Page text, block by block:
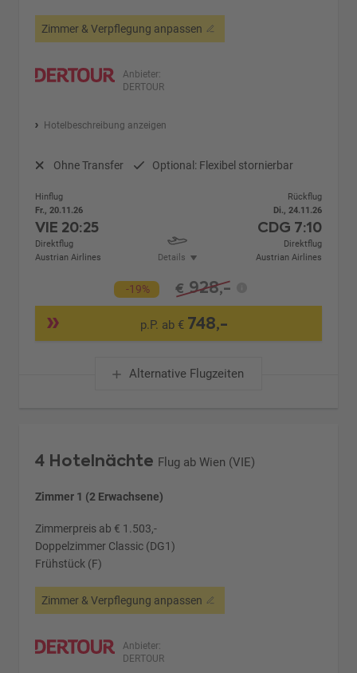
Zimmer & Verpflegung anpassen
Anbieter:
DERTOUR
Hotelbeschreibung anzeigen
Ohne Transfer Optional: Flexibel stornierbar
Hinflug
Fr., 20.11.26
VIE 20:25
Direktflug
Austrian Airlines
Details
Rückflug
Di., 24.11.26
CDG 7:10
Direktflug
Austrian Airlines
-19% € 928,-
p.P. ab € 748,-
Alternative Flugzeiten
4 Hotelnächte Flug ab Wien (VIE)
Zimmer 1 (2 Erwachsene)
Zimmerpreis ab € 1.503,-
Doppelzimmer Classic (DG1)
Frühstück (F)
Zimmer & Verpflegung anpassen
Anbieter:
DERTOUR